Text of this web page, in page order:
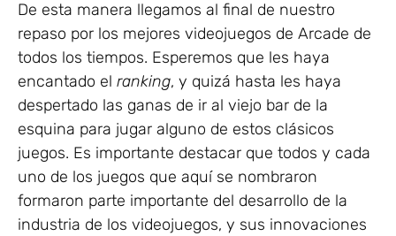
De esta manera llegamos al final de nuestro
repaso por los mejores videojuegos de Arcade de
todos los tiempos. Esperemos que les haya
encantado el ranking, y quizá hasta les haya
despertado las ganas de ir al viejo bar de la
esquina para jugar alguno de estos clásicos
juegos. Es importante destacar que todos y cada
uno de los juegos que aquí se nombraron
formaron parte importante del desarrollo de la
industria de los videojuegos, y sus innovaciones